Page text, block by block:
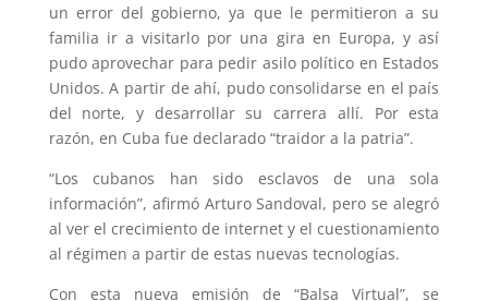
un error del gobierno, ya que le permitieron a su
familia ir a visitarlo por una gira en Europa, y así
pudo aprovechar para pedir asilo político en Estados
Unidos. A partir de ahí, pudo consolidarse en el país
del norte, y desarrollar su carrera allí. Por esta
razón, en Cuba fue declarado “traidor a la patria”.
“Los cubanos han sido esclavos de una sola
información”, afirmó Arturo Sandoval, pero se alegró
al ver el crecimiento de internet y el cuestionamiento
al régimen a partir de estas nuevas tecnologías.
Con esta nueva emisión de “Balsa Virtual”, se